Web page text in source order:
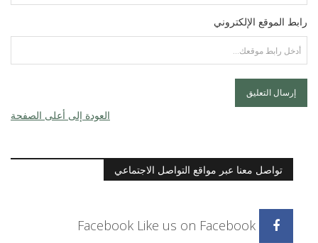
رابط الموقع الإلكتروني
العودة إلى أعلى الصفحة
تواصل معنا عبر مواقع التواصل الاجتماعي
Facebook Like us on Facebook